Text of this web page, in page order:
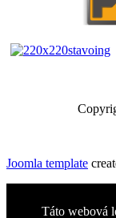
Joomla template
Táto webová